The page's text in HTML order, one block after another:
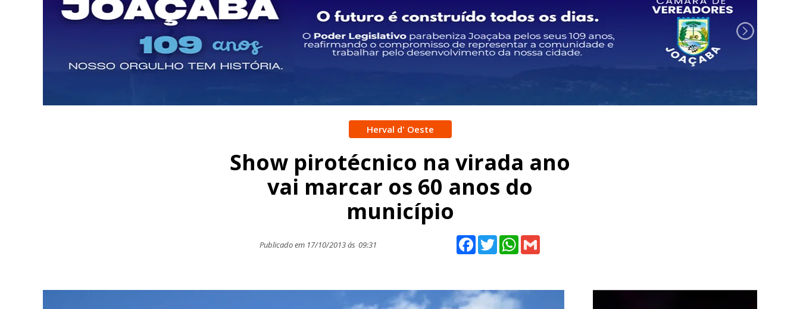
Herval d' Oeste
Show pirotécnico na virada ano
vai marcar os 60 anos do
município
Publicado em 17/10/2013 ás 09:31 Facebook
TwitterWhatsApp
Gmail